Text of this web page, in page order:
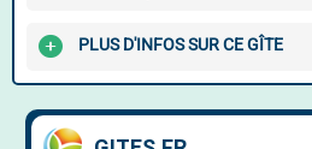
PLUS D'INFOS SUR CE GÎTE